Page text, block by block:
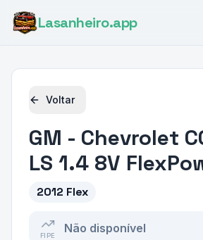
Lasanheiro.app
Voltar
GM - Chevrolet
LS 1.4 8V
2012 Flex
FIPE
Não disponível